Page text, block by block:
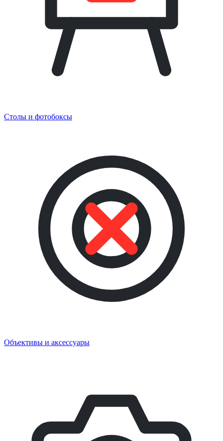
Столы и фотобоксы
Объективы и аксессуары